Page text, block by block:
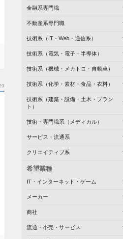
金融系専門職
不動産系専門職
技術系（IT・Web・通信系）
技術系（電気・電子・半導体）
技術系（機械・メカトロ・自動車）
技術系（化学・素材・食品・衣料）
技術系（建築・設備・土木・プラン
ト）
技術・専門職系（メディカル）
サービス・流通系
クリエイティブ系
希望業種
IT・インターネット・ゲーム
メーカー
商社
流通・小売・サービス